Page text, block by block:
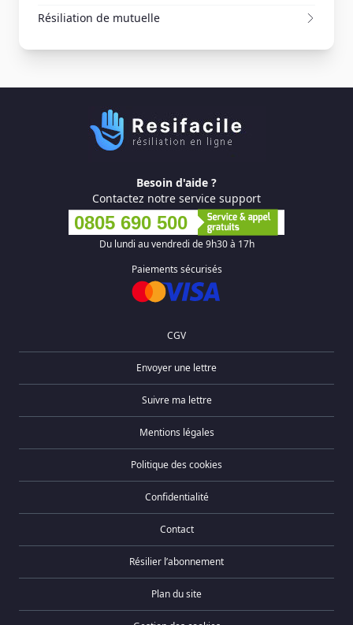
Résiliation de mutuelle
Besoin d'aide ?
Contactez notre service support
0805 690 500
Du lundi au vendredi de 9h30 à 17h
Paiements sécurisés
CGV
Envoyer une lettre
Suivre ma lettre
Mentions légales
Politique des cookies
Confidentialité
Contact
Résilier l’abonnement
Plan du site